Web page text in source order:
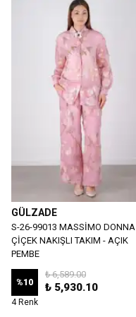
GÜLZADE
S-26-99013 MASSİMO DONNA
ÇİÇEK NAKIŞLI TAKIM - AÇIK
PEMBE
%10
₺ 6,589.00
₺ 5,930.10
4 Renk